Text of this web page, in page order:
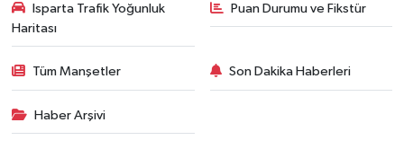
Isparta Trafik Yoğunluk
Haritası
Puan Durumu ve Fikstür
Tüm Manşetler Son Dakika Haberleri
Haber Arşivi